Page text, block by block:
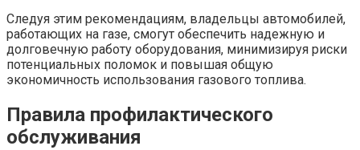
Следуя этим рекомендациям, владельцы автомобилей,
работающих на газе, смогут обеспечить надежную и
долговечную работу оборудования, минимизируя риски
потенциальных поломок и повышая общую
экономичность использования газового топлива.
Правила профилактического
обслуживания